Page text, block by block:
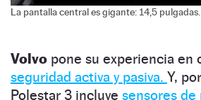
La pantalla central es gigante: 14,5 pulgadas.
Volvo pone su experiencia en
seguridad activa y pasiva. Y,
Polestar 3 incluye sensores